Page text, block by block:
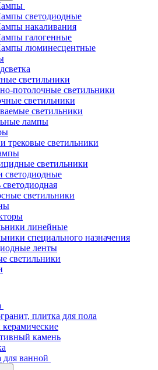
светодиодные
накаливания
галогенные
люминесцентные
светильники
потолочные светильники
светильники
светильники
лампы
трековые светильники
светильники
светодиодные
светильники
линейные
специального назначения
ленты
светильники
плитка для пола
камень
для ванной